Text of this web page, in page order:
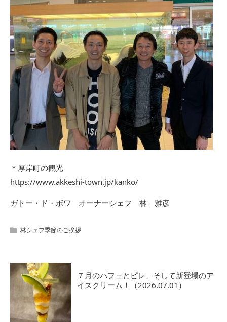
＊厚岸町の観光
https://www.akkeshi-town.jp/kanko/
ガトー・ド・ボワ オーナーシェフ 林 雅彦
林シェフ季節のご挨拶
７月のパフェとピレ、そして新登場のア
イスクリーム！（2026.07.01）